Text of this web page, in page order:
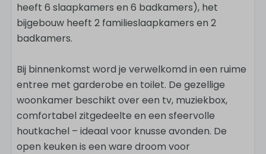
heeft 6 slaapkamers en 6 badkamers), het
bijgebouw heeft 2 familieslaapkamers en 2
badkamers.
Bij binnenkomst word je verwelkomd in een ruime
entree met garderobe en toilet. De gezellige
woonkamer beschikt over een tv, muziekbox,
comfortabel zitgedeelte en een sfeervolle
houtkachel – ideaal voor knusse avonden. De
open keuken is een ware droom voor